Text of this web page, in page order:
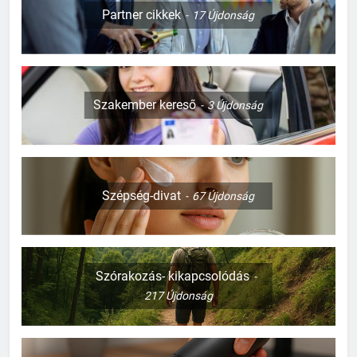
Partner cikkek 17Újdonság
Szakember kereső 3Újdonság
Szépség-divat 67Újdonság
Szórakozás- kikapcsolódás
217Újdonság